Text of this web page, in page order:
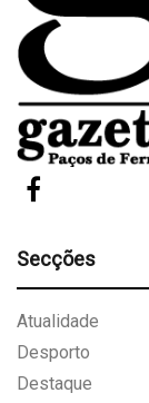
Secções
Atualidade
Desporto
Destaque